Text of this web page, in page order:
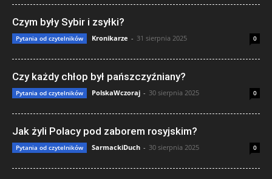
Czym były Sybir i zsyłki?
Pytania od czytelników Kronikarze - 31 sierpnia 2025 0
Czy każdy chłop był pańszczyźniany?
Pytania od czytelników PolskaWczoraj - 30 sierpnia 2025 0
Jak żyli Polacy pod zaborem rosyjskim?
Pytania od czytelników SarmackiDuch - 30 sierpnia 2025 0